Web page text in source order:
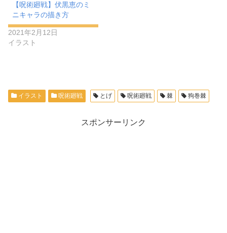
【呪術廻戦】伏黒恵のミ
ニキャラの描き方
2021年2月12日
イラスト
イラスト 呪術廻戦 とげ 呪術廻戦 棘 狗巻棘
スポンサーリンク